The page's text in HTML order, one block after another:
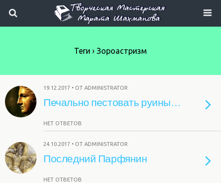
Теги › Зороастризм
19.12.2017 • ОТ ADMINISTRATOR
Печально пестовать руины…
НЕТ ОТВЕТОВ
24.10.2017 • ОТ ADMINISTRATOR
Последний Парфянин
НЕТ ОТВЕТОВ